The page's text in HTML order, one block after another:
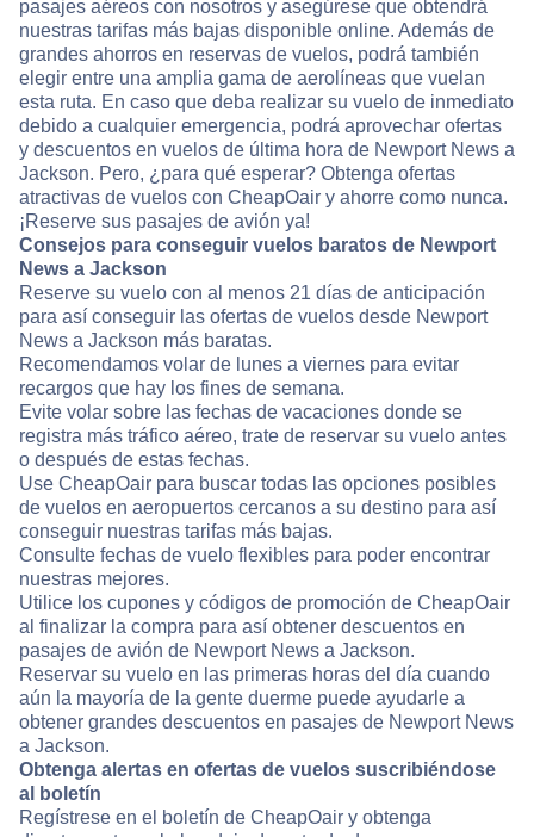
pasajes aéreos con nosotros y asegúrese que obtendrá
nuestras tarifas más bajas disponible online. Además de
grandes ahorros en reservas de vuelos, podrá también
elegir entre una amplia gama de aerolíneas que vuelan
esta ruta. En caso que deba realizar su vuelo de inmediato
debido a cualquier emergencia, podrá aprovechar ofertas
y descuentos en vuelos de última hora de Newport News a
Jackson. Pero, ¿para qué esperar? Obtenga ofertas
atractivas de vuelos con CheapOair y ahorre como nunca.
¡Reserve sus pasajes de avión ya!
Consejos para conseguir vuelos baratos de Newport
News a Jackson
Reserve su vuelo con al menos 21 días de anticipación
para así conseguir las ofertas de vuelos desde Newport
News a Jackson más baratas.
Recomendamos volar de lunes a viernes para evitar
recargos que hay los fines de semana.
Evite volar sobre las fechas de vacaciones donde se
registra más tráfico aéreo, trate de reservar su vuelo antes
o después de estas fechas.
Use CheapOair para buscar todas las opciones posibles
de vuelos en aeropuertos cercanos a su destino para así
conseguir nuestras tarifas más bajas.
Consulte fechas de vuelo flexibles para poder encontrar
nuestras mejores.
Utilice los cupones y códigos de promoción de CheapOair
al finalizar la compra para así obtener descuentos en
pasajes de avión de Newport News a Jackson.
Reservar su vuelo en las primeras horas del día cuando
aún la mayoría de la gente duerme puede ayudarle a
obtener grandes descuentos en pasajes de Newport News
a Jackson.
Obtenga alertas en ofertas de vuelos suscribiéndose
al boletín
Regístrese en el boletín de CheapOair y obtenga